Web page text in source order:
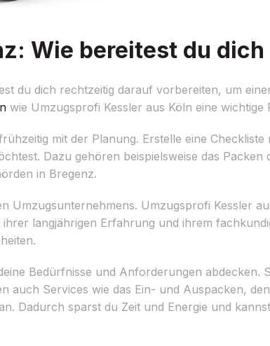
Wie bereitest du dich
du dich rechtzeitig darauf vorbereiten, um
wie Umzugsprofi Kessler aus Köln eine wichtige
mit der Planung. Erstelle eine Checkliste
Dazu gehören beispielsweise das Packen
in Bregenz.
Umzugsunternehmens. Umzugsprofi Kessler
langjährigen Erfahrung und ihrem
Bedürfnisse und Anforderungen abdecken.
auch Services wie das Ein- und Auspacken,
Dadurch sparst du Zeit und Energie und